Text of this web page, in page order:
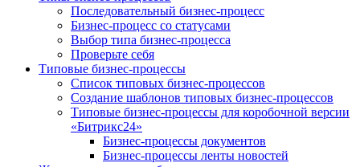
Последовательный бизнес-процесс
Бизнес-процесс со статусами
Выбор типа бизнес-процесса
Проверьте себя
Типовые бизнес-процессы
Список типовых бизнес-процессов
Создание шаблонов типовых бизнес-процессов
Типовые бизнес-процессы для коробочной версии
«Битрикс24»
Бизнес-процессы документов
Бизнес-процессы ленты новостей